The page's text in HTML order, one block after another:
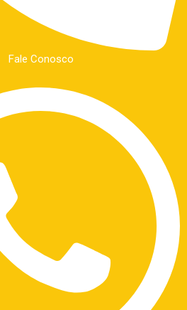
Fale Conosco